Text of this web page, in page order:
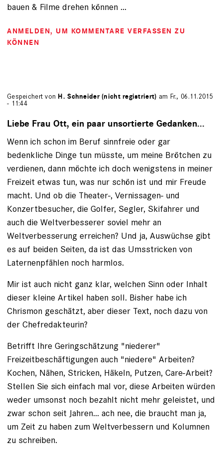
bauen & Filme drehen können ...
ANMELDEN, UM KOMMENTARE VERFASSEN ZU
KÖNNEN
Gespeichert von H. Schneider (nicht registriert) am Fr., 06.11.2015
- 11:44
Liebe Frau Ott, ein paar unsortierte Gedanken...
Wenn ich schon im Beruf sinnfreie oder gar
bedenkliche Dinge tun müsste, um meine Brötchen zu
verdienen, dann möchte ich doch wenigstens in meiner
Freizeit etwas tun, was nur schön ist und mir Freude
macht. Und ob die Theater-, Vernissagen- und
Konzertbesucher, die Golfer, Segler, Skifahrer und
auch die Weltverbesserer soviel mehr an
Weltverbesserung erreichen? Und ja, Auswüchse gibt
es auf beiden Seiten, da ist das Umsstricken von
Laternenpfählen noch harmlos.
Mir ist auch nicht ganz klar, welchen Sinn oder Inhalt
dieser kleine Artikel haben soll. Bisher habe ich
Chrismon geschätzt, aber dieser Text, noch dazu von
der Chefredakteurin?
Betrifft Ihre Geringschätzung "niederer"
Freizeitbeschäftigungen auch "niedere" Arbeiten?
Kochen, Nähen, Stricken, Häkeln, Putzen, Care-Arbeit?
Stellen Sie sich einfach mal vor, diese Arbeiten würden
weder umsonst noch bezahlt nicht mehr geleistet, und
zwar schon seit Jahren... ach nee, die braucht man ja,
um Zeit zu haben zum Weltverbessern und Kolumnen
zu schreiben.